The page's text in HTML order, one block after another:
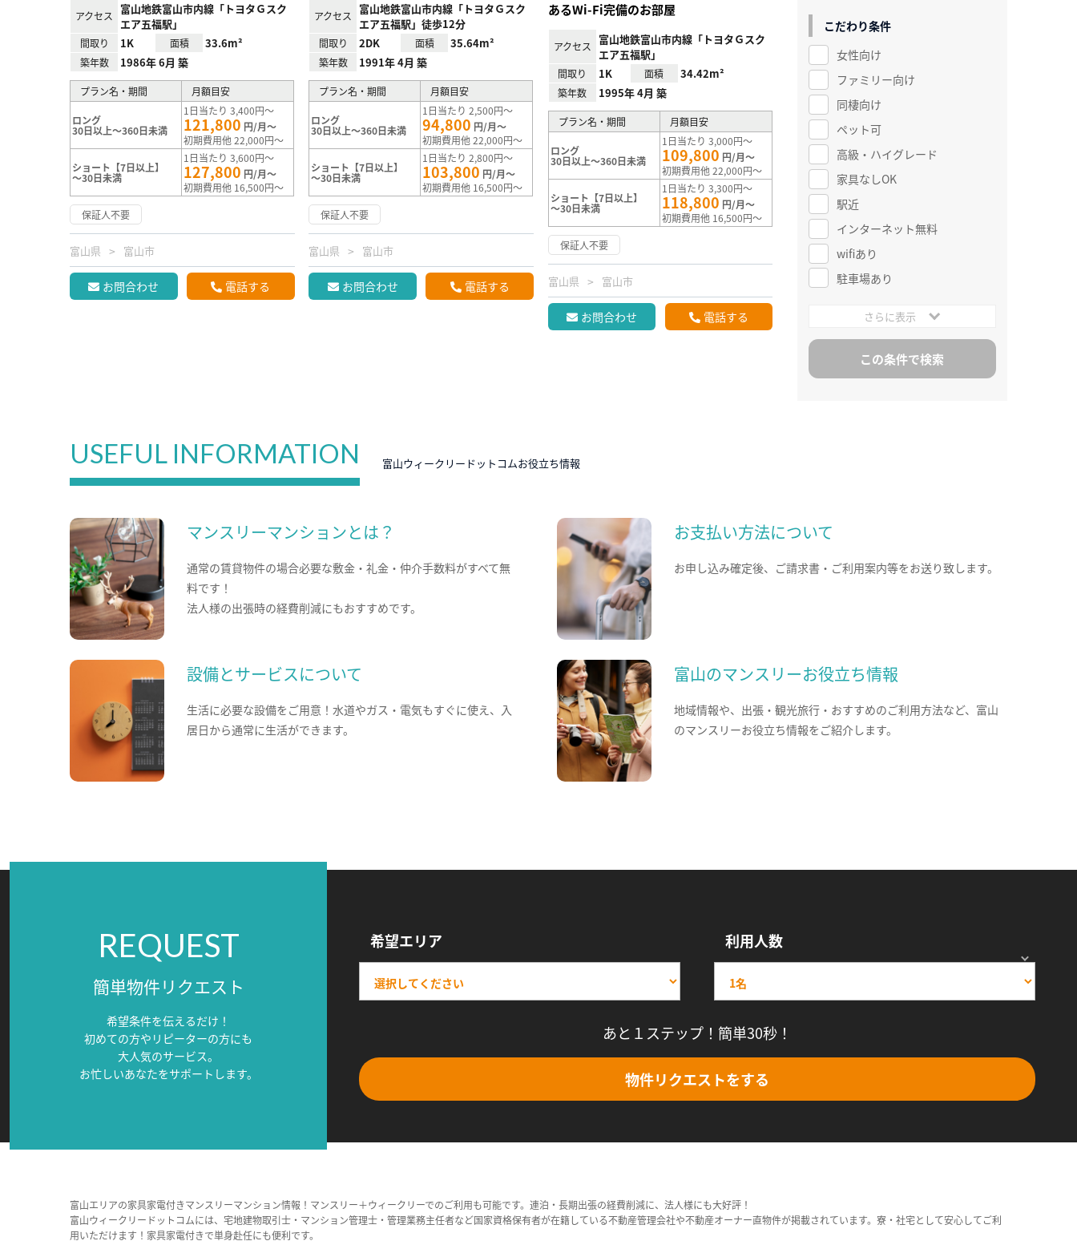
アクセス
富山地鉄富山市内線「トヨタＧスク
エア五福駅」
間取り 1K 面積 33.6m²
築年数 1986年 6月 築
プラン名・期間 月額目安
ロング
30日以上～360日未満
1日当たり 3,400円～
121,800 円/月～
初期費用他 22,000円～
ショート【7日以上】
～30日未満
1日当たり 3,600円～
127,800 円/月～
初期費用他 16,500円～
保証人不要
富山県 富山市
お問合わせ 電話する
アクセス
富山地鉄富山市内線「トヨタＧスク
エア五福駅」徒歩12分
間取り 2DK 面積 35.64m²
築年数 1991年 4月 築
プラン名・期間 月額目安
ロング
30日以上～360日未満
1日当たり 2,500円～
94,800 円/月～
初期費用他 22,000円～
ショート【7日以上】
～30日未満
1日当たり 2,800円～
103,800 円/月～
初期費用他 16,500円～
保証人不要
富山県 富山市
お問合わせ 電話する
あるWi-Fi完備のお部屋
アクセス
富山地鉄富山市内線「トヨタＧスク
エア五福駅」
間取り 1K 面積 34.42m²
築年数 1995年 4月 築
プラン名・期間 月額目安
ロング
30日以上～360日未満
1日当たり 3,000円～
109,800 円/月～
初期費用他 22,000円～
ショート【7日以上】
～30日未満
1日当たり 3,300円～
118,800 円/月～
初期費用他 16,500円～
保証人不要
富山県 富山市
お問合わせ 電話する
こだわり条件
女性向け
ファミリー向け
同棲向け
ペット可
高級・ハイグレード
家具なしOK
駅近
インターネット無料
wifiあり
駐車場あり
さらに表示
USEFUL INFORMATION 富山ウィークリードットコムお役立ち情報
マンスリーマンションとは？
通常の賃貸物件の場合必要な敷金・礼金・仲介手数料がすべて無
料です！
法人様の出張時の経費削減にもおすすめです。
お支払い方法について
お申し込み確定後、ご請求書・ご利用案内等をお送り致します。
設備とサービスについて
生活に必要な設備をご用意！水道やガス・電気もすぐに使え、入
居日から通常に生活ができます。
富山のマンスリーお役立ち情報
地域情報や、出張・観光旅行・おすすめのご利用方法など、富山
のマンスリーお役立ち情報をご紹介します。
REQUEST
簡単物件リクエスト
希望条件を伝えるだけ！
初めての方やリピーターの方にも
大人気のサービス。
お忙しいあなたをサポートします。
希望エリア 利用人数
あと１ステップ！簡単30秒！
物件リクエストをする
富山エリアの家具家電付きマンスリーマンション情報！マンスリー＋ウィークリーでのご利用も可能です。連泊・長期出張の経費削減に、法人様にも大好評！
富山ウィークリードットコムには、宅地建物取引士・マンション管理士・管理業務主任者など国家資格保有者が在籍している不動産管理会社や不動産オーナー直物件が掲載されています。寮・社宅として安心してご利
用いただけます！家具家電付きで単身赴任にも便利です。